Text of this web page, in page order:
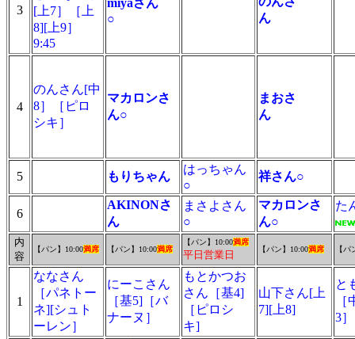
3
[上7］［上
8][上9］
9:45
○
ん
4
のんさん[中
8］［ピロ
シキ］
マカロンさ
ん○
まおさ
ん
5 もりちゃん
はっちゃん
○
祥さん○
6
AKINONさ
ん
まさよさん
○
マカロンさ
ん○
た
内
容
【パン】10:00満席 【パン】10:00満席
【パン】10:00満席
平日営業日 【パン】10:00満席 【パ
1
ななさん
［パネトー
ネ][シュト
ーレン］
にーこさん
［基5]［バ
ナーヌ］
もとかつお
さん［基4]
［ピロシ
キ]
山下さん[上
7][上8]
と
3